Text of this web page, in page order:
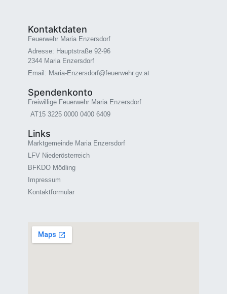
Kontaktdaten
Feuerwehr Maria Enzersdorf
Adresse: Hauptstraße 92-96
2344 Maria Enzersdorf
Email: Maria-Enzersdorf@feuerwehr.gv.at
Spendenkonto
Freiwillige Feuerwehr Maria Enzersdorf
AT15 3225 0000 0400 6409
Links
Marktgemeinde Maria Enzersdorf
LFV Niederösterreich
BFKDO Mödling
Impressum
Kontaktformular